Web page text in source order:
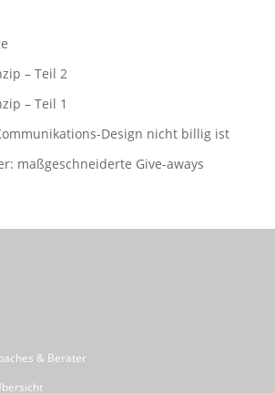
– Teil 2
– Teil 1
Design nicht billig ist
maßgeschneiderte Give-aways
& Berater